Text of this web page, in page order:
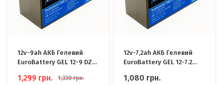
12v-9ah АКБ Гелевий
EuroBattery GEL 12-9 DZM
1,299 грн. 1,330 грн.
12v-7,2ah АКБ Гелевий
EuroBattery GEL 12-7.2
ДБЖ
1,080 грн.